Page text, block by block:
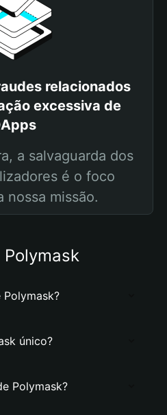
relacionados
excessiva de
a salvaguarda dos
é o foco
nossa missão.
único?
Polymask?